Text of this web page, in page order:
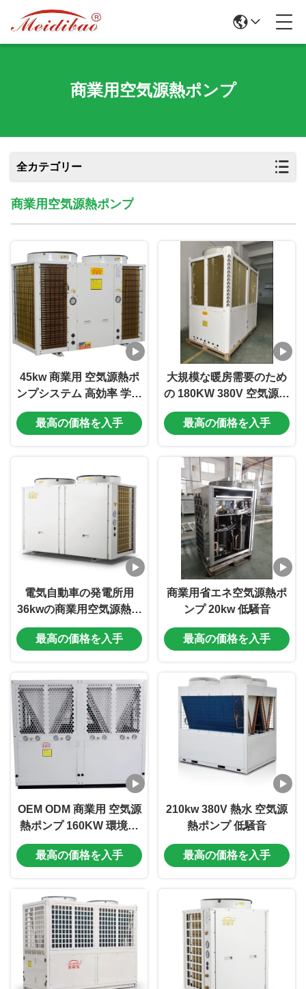
商業用空気源熱ポンプ
全カテゴリー
商業用空気源熱ポンプ
45kw 商業用 空気源熱ポ
ンプシステム 高効率 学校
用
最高の価格を入手
大規模な暖房需要のため
の 180KW 380V 空気源熱
ポンプ
最高の価格を入手
電気自動車の発電所用
36kwの商業用空気源熱ポ
ンプ
最高の価格を入手
商業用省エネ空気源熱ポ
ンプ 20kw 低騒音
最高の価格を入手
OEM ODM 商業用 空気源
熱ポンプ 160KW 環境に
優しい
最高の価格を入手
210kw 380V 熱水 空気源
熱ポンプ 低騒音
最高の価格を入手